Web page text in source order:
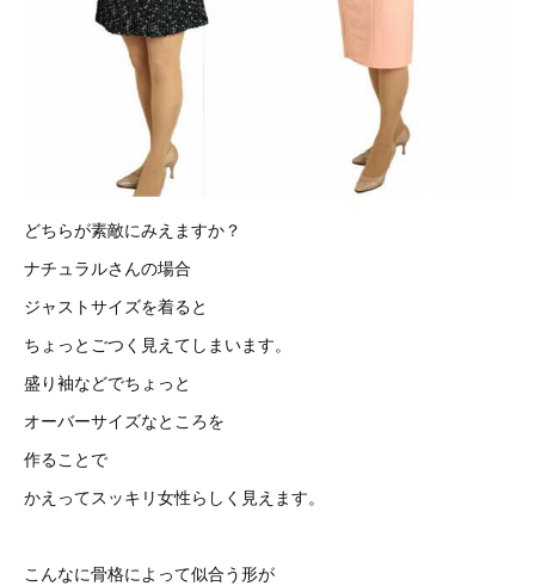
どちらが素敵にみえますか？
ナチュラルさんの場合
ジャストサイズを着ると
ちょっとごつく見えてしまいます。
盛り袖などでちょっと
オーバーサイズなところを
作ることで
かえってスッキリ女性らしく見えます。
こんなに骨格によって似合う形が